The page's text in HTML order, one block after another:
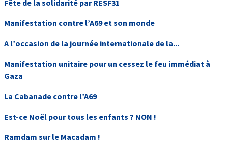
Fête de la solidarité par RESF31
Manifestation contre l’A69 et son monde
A l’occasion de la journée internationale de la...
Manifestation unitaire pour un cessez le feu immédiat à
Gaza
La Cabanade contre l’A69
Est-ce Noël pour tous les enfants ? NON !
Ramdam sur le Macadam !